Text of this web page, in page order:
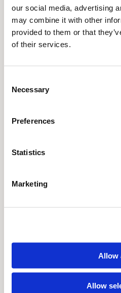
our social media, advertising
may combine it with other
provided to them or that
of their services.
Selection
Necessary
Preferences
Statistics
Marketing
Allow
Allow
>80 kg: 2–4 tabletes
Pamatojoties uz savu
sniegtajiem ieteikumiem, ja
paaugstināt uzņemta D
Jo zemāks ir jūsu
personiska, un jūsu statuss
Tas ir atkarīgs no,
faktoriem. Šī iemesla dēļ
120 dienās, lai sekotu līdzi